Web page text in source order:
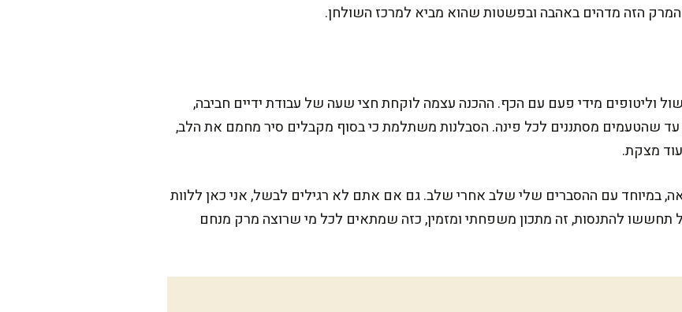
המרק הזה מדהים באהבה ובפשטות שהוא מביא למרכז השולחן.
וליטופים מידי פעם עם הכף. ההכנה עצמה לוקחת חצי שעה של עבודת ידיים חביבה,
שהטעמים מסתננים לכל פינה. הסבלנות משתלמת כי בסוף מקבלים סיר מחמם את הלב,
מצקת.
במיוחד עם ההסברים שלי שלב אחרי שלב. גם אם אתם לא רגילים לבשל, אני כאן ללוות
להתנסות, זה מתכון משפחתי ומזמין, כזה שמתאים לכל מי שרוצה מרק מנחם